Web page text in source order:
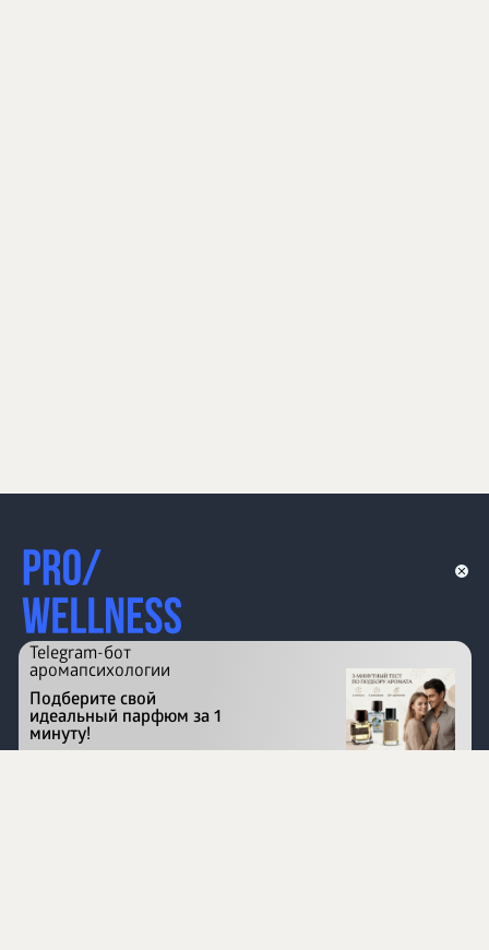
Перейти на сайт
Telegram-бот
аромапсихологии
Подберите свой
идеальный парфюм за 1
минуту!